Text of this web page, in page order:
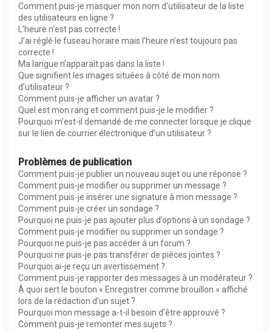
Comment puis-je masquer mon nom d’utilisateur de la liste
des utilisateurs en ligne ?
L’heure n’est pas correcte !
J’ai réglé le fuseau horaire mais l’heure n’est toujours pas
correcte !
Ma langue n’apparaît pas dans la liste !
Que signifient les images situées à côté de mon nom
d’utilisateur ?
Comment puis-je afficher un avatar ?
Quel est mon rang et comment puis-je le modifier ?
Pourquoi m’est-il demandé de me connecter lorsque je clique
sur le lien de courrier électronique d’un utilisateur ?
Problèmes de publication
Comment puis-je publier un nouveau sujet ou une réponse ?
Comment puis-je modifier ou supprimer un message ?
Comment puis-je insérer une signature à mon message ?
Comment puis-je créer un sondage ?
Pourquoi ne puis-je pas ajouter plus d’options à un sondage ?
Comment puis-je modifier ou supprimer un sondage ?
Pourquoi ne puis-je pas accéder à un forum ?
Pourquoi ne puis-je pas transférer de pièces jointes ?
Pourquoi ai-je reçu un avertissement ?
Comment puis-je rapporter des messages à un modérateur ?
À quoi sert le bouton « Enregistrer comme brouillon » affiché
lors de la rédaction d’un sujet ?
Pourquoi mon message a-t-il besoin d’être approuvé ?
Comment puis-je remonter mes sujets ?